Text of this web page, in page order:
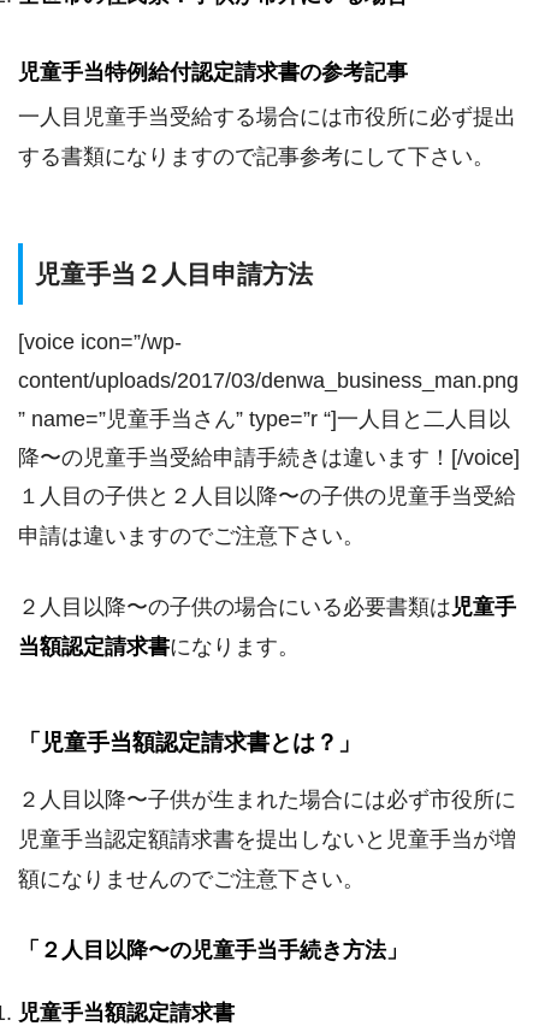
児童手当特例給付認定請求書の参考記事
一人目児童手当受給する場合には市役所に必ず提出
する書類になりますので記事参考にして下さい。
児童手当２人目申請方法
[voice icon=”/wp-
content/uploads/2017/03/denwa_business_man.png
” name=”児童手当さん” type=”r “]一人目と二人目以
降〜の児童手当受給申請手続きは違います！[/voice]
１人目の子供と２人目以降〜の子供の児童手当受給
申請は違いますのでご注意下さい。
２人目以降〜の子供の場合にいる必要書類は児童手
当額認定請求書になります。
「児童手当額認定請求書とは？」
２人目以降〜子供が生まれた場合には必ず市役所に
児童手当認定額請求書を提出しないと児童手当が増
額になりませんのでご注意下さい。
「２人目以降〜の児童手当手続き方法」
児童手当額認定請求書